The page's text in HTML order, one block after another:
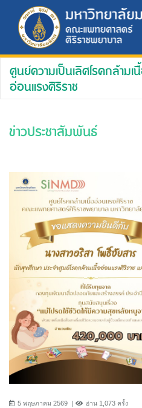
ศูนย์ความเป็นเลิศโรคกล้ามเ
อ่อนแรงศิริราช
ข่าวประชาสัมพันธ์
5 พฤษภาคม 2569 อ่าน 1,073 ครั้ง